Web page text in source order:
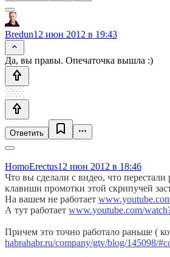
Bredun12 июн 2012 в 19:43
Да, вы правы. Опечаточка вышла :)
Ответить
HomoErectus12 июн 2012 в 18:46
Что вы сделали с видео, что
клавиши промотки этой скрипучей
На вашем не работает
А тут работает www.youtube.com/
Причем это точно работало раньше (
habrahabr.ru/company/gtv/blog/145098/